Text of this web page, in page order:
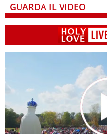
GUARDA IL VIDEO